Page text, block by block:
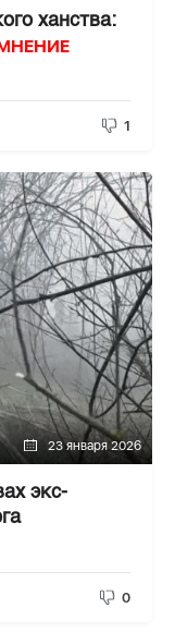
ханства:
1
23 января 2026
экс-
0